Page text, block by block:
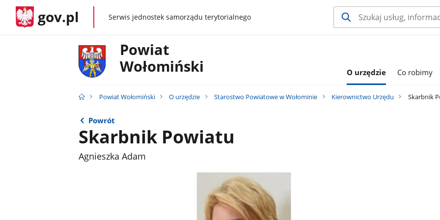
gov.pl gov.plSerwis jednostek samorządu terytorialnego
Powiat
Wołomiński
O urzędzie Co robimy
Powiat Wołomiński O urzędzie Starostwo Powiatowe w Wołominie Kierownictwo Urzędu Skarbnik
Powrót
Skarbnik Powiatu
Agnieszka Adam